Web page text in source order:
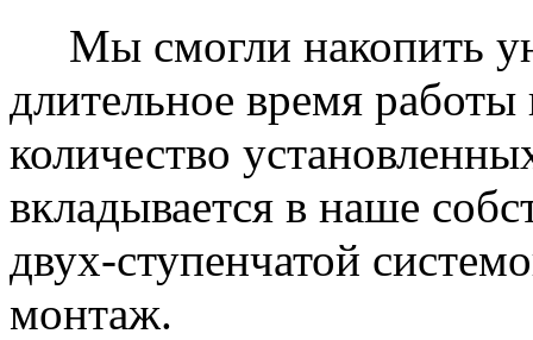
Мы смогли накопить
длительное время
количество
вкладывается в наше
двух-ступенчатой
монтаж.